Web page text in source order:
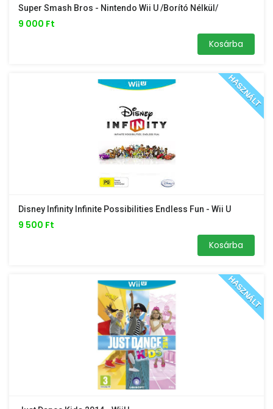
Super Smash Bros - Nintendo Wii U /borító Nélkül/
9 000 Ft
Kosárba
HASZNÁLT
Disney Infinity Infinite Possibilities Endless Fun - Wii U
9 500 Ft
Kosárba
HASZNÁLT